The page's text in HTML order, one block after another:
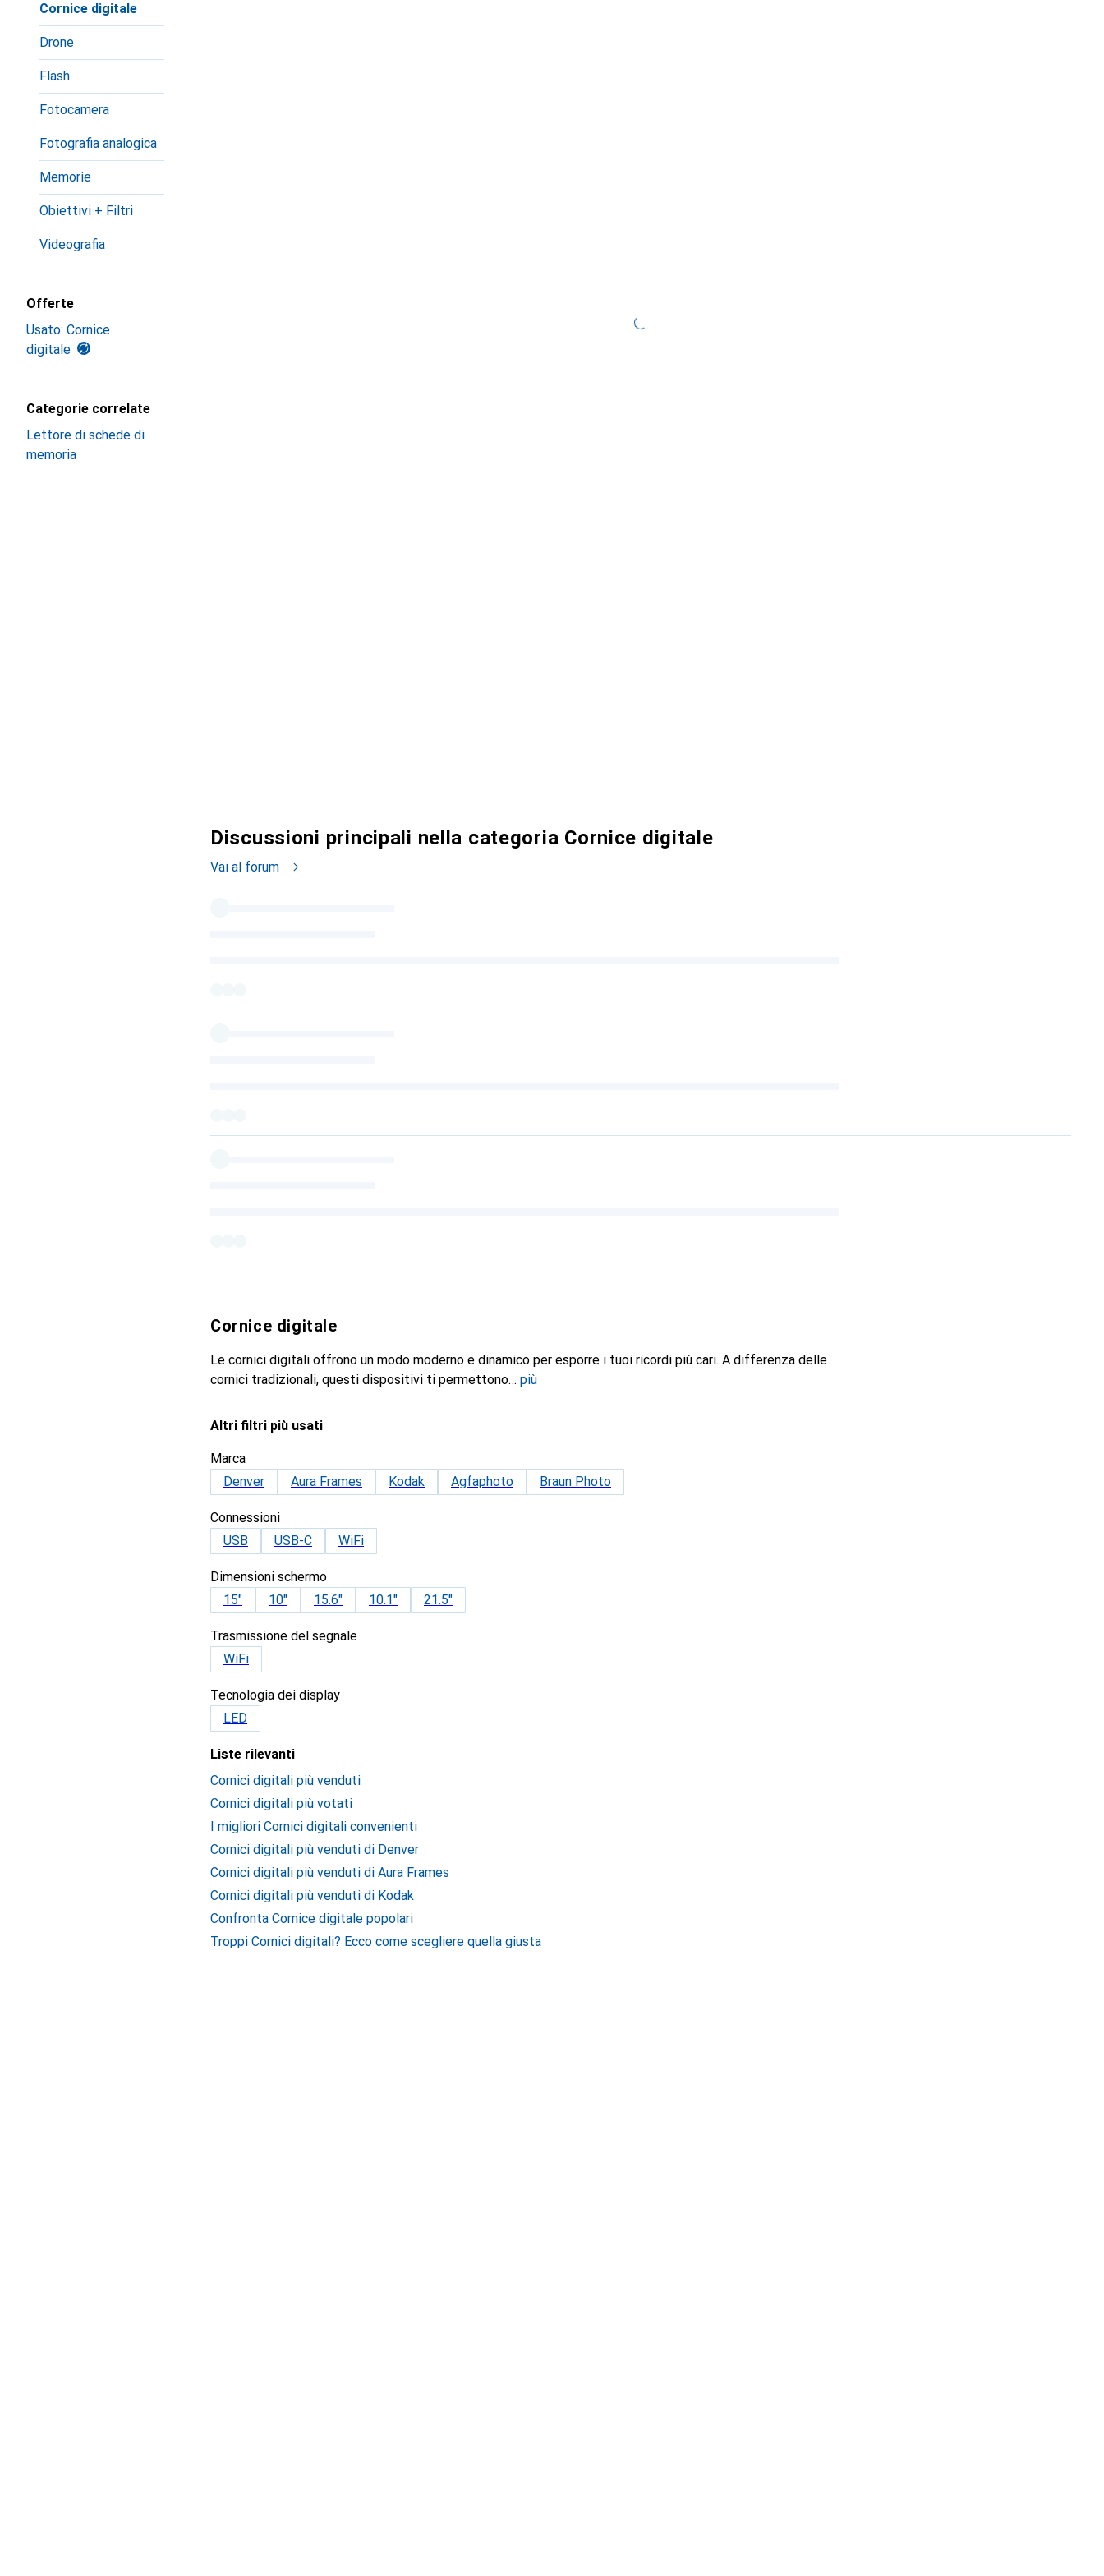
Cornice digitale
Drone
Flash
Fotocamera
Fotografia analogica
Memorie
Obiettivi + Filtri
Videografia
Offerte
Usato: Cornice
digitale
Categorie correlate
Lettore di schede di
memoria
Discussioni principali nella categoria Cornice digitale
Vai al forum
Cornice digitale
Le cornici digitali offrono un modo moderno e dinamico per esporre i tuoi ricordi più cari. A differenza delle
cornici tradizionali, questi dispositivi ti permettono
più
Altri filtri più usati
Marca
Denver
Aura Frames Kodak Agfaphoto Braun Photo
Connessioni
USB
USB-C WiFi
Dimensioni schermo
15"
10" 15.6" 10.1" 21.5"
Trasmissione del segnale
WiFi
Tecnologia dei display
LED
Liste rilevanti
Cornici digitali più venduti
Cornici digitali più votati
I migliori Cornici digitali convenienti
Cornici digitali più venduti di Denver
Cornici digitali più venduti di Aura Frames
Cornici digitali più venduti di Kodak
Confronta Cornice digitale popolari
Troppi Cornici digitali? Ecco come scegliere quella giusta